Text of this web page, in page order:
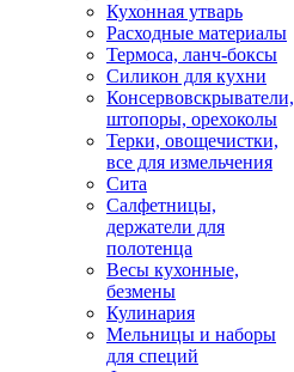
Кухонная утварь
Расходные материалы
Термоса, ланч-боксы
Силикон для кухни
Консервовскрыватели,
штопоры, орехоколы
Терки, овощечистки,
все для измельчения
Сита
Салфетницы,
держатели для
полотенца
Весы кухонные,
безмены
Кулинария
Мельницы и наборы
для специй